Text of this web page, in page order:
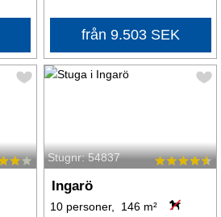
från 9.503 SEK
Stugnr: 54837
Ingarö
10 personer, 146 m²